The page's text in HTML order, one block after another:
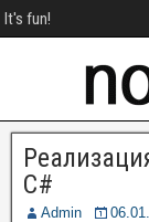
It's fun!
C#
Admin